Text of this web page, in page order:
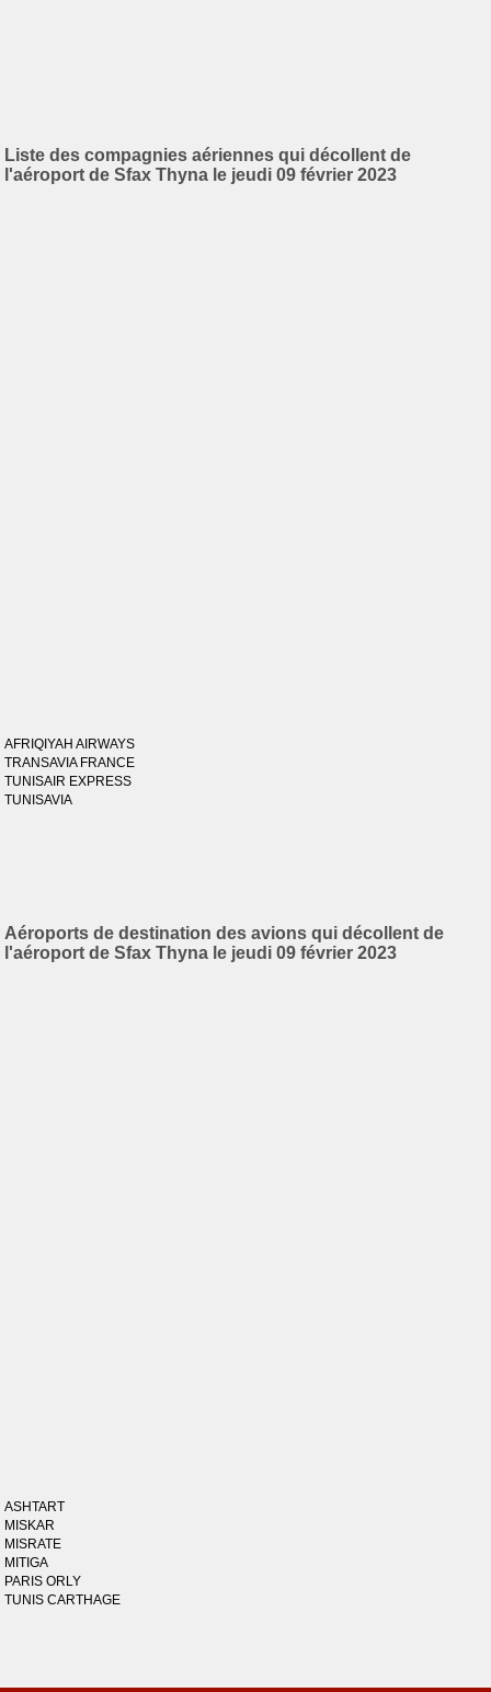
Liste des compagnies aériennes qui décollent de
l'aéroport de Sfax Thyna le jeudi 09 février 2023
AFRIQIYAH AIRWAYS
TRANSAVIA FRANCE
TUNISAIR EXPRESS
TUNISAVIA
Aéroports de destination des avions qui décollent de
l'aéroport de Sfax Thyna le jeudi 09 février 2023
ASHTART
MISKAR
MISRATE
MITIGA
PARIS ORLY
TUNIS CARTHAGE